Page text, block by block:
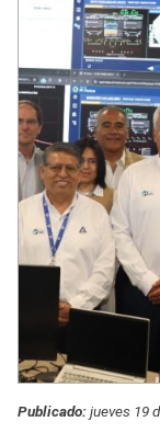
Publicado:jueves 19